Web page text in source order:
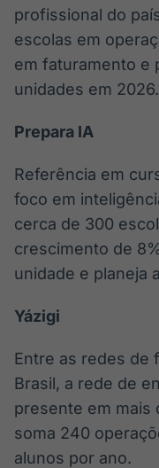
profissional do
escolas em
em faturamento e
unidades em 2026.
Prepara IA
Referência em
foco em
cerca de 300
crescimento de
unidade e planeja
Yázigi
Entre as redes de
Brasil, a rede de
presente em mais
soma 240
alunos por ano.